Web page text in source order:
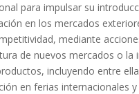
para impulsar su
en los mercados
mediante
de nuevos mercados o la
incluyendo entre
en ferias internacionales